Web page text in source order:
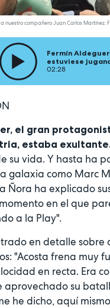
nuestro compañero Juan Carlos Martínez.
Fermín
estuviese
02:28
el gran
estaba
su vida. Y hasta ha
galaxia como Marc
Ñora ha explicado
en el que
a la Play".
en detalle sobre
"Acosta frena muy
en recta. Era
su
he dicho, aquí